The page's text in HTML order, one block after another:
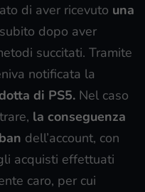
di aver ricevuto una
dopo aver
succitati. Tramite
notificata la
di PS5. Nel caso
la conseguenza
dell’account, con
acquisti effettuati
caro, per cui